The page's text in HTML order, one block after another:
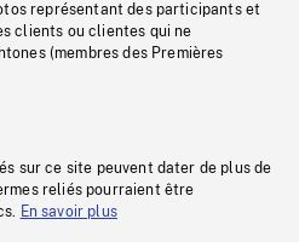
représentant des participants et
clients ou clientes qui ne
(membres des Premières
sur ce site peuvent dater de plus de
reliés pourraient être
En savoir plus